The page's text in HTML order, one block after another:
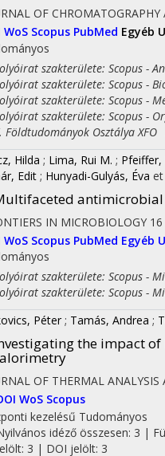
OF CHROMATOGRAPHY
WoS Scopus PubMed Egyéb
szakterülete: Scopus -
szakterülete: Scopus -
szakterülete: Scopus -
szakterülete: Scopus -
Osztálya XFO
Hilda ; Lima, Rui M. ; Pfeiffer,
Edit ; Hunyadi-Gulyás, Éva et
antimicrobial
IN MICROBIOLOGY 16
WoS Scopus PubMed Egyéb
szakterülete: Scopus -
szakterülete: Scopus -
Péter ; Tamás, Andrea ;
the impact
OF THERMAL
WoS Scopus
kezelésű Tudományos
idéző összesen: 3 |
3 | DOI jelölt: 3